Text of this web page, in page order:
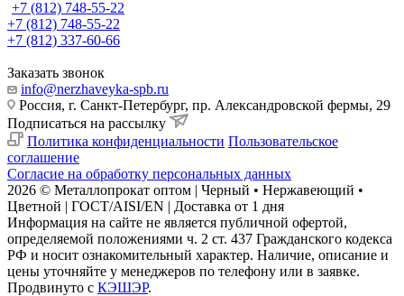
+7 (812) 748-55-22
+7 (812) 748-55-22
+7 (812) 337-60-66
Заказать звонок
info@nerzhaveyka-spb.ru
Россия, г. Санкт-Петербург, пр. Александровской фермы, 29
Подписаться на рассылку
Политика конфиденциальности Пользовательское
соглашение
Согласие на обработку персональных данных
2026 © Металлопрокат оптом | Черный • Нержавеющий •
Цветной | ГОСТ/AISI/EN | Доставка от 1 дня
Информация на сайте не является публичной офертой,
определяемой положениями ч. 2 ст. 437 Гражданского кодекса
РФ и носит ознакомительный характер. Наличие, описание и
цены уточняйте у менеджеров по телефону или в заявке.
Продвинуто с КЭШЭР.